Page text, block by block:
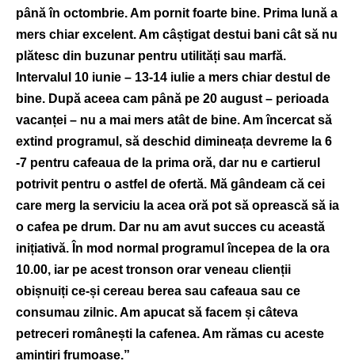
până în octombrie. Am pornit foarte bine. Prima lună a
mers chiar excelent. Am câștigat destui bani cât să nu
plătesc din buzunar pentru utilități sau marfă.
Intervalul 10 iunie – 13-14 iulie a mers chiar destul de
bine. După aceea cam până pe 20 august – perioada
vacanței – nu a mai mers atât de bine. Am încercat să
extind programul, să deschid dimineața devreme la 6
-7 pentru cafeaua de la prima oră, dar nu e cartierul
potrivit pentru o astfel de ofertă. Mă gândeam că cei
care merg la serviciu la acea oră pot să oprească să ia
o cafea pe drum. Dar nu am avut succes cu această
inițiativă. În mod normal programul începea de la ora
10.00, iar pe acest tronson orar veneau clienții
obișnuiți ce-și cereau berea sau cafeaua sau ce
consumau zilnic. Am apucat să facem și câteva
petreceri românești la cafenea. Am rămas cu aceste
amintiri frumoase.”